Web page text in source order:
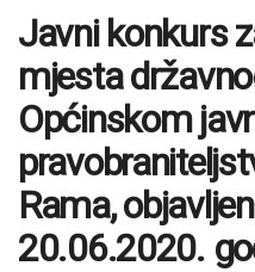
Javni konkurs
mjesta
Općinskom
Rama,
20.06.2020.